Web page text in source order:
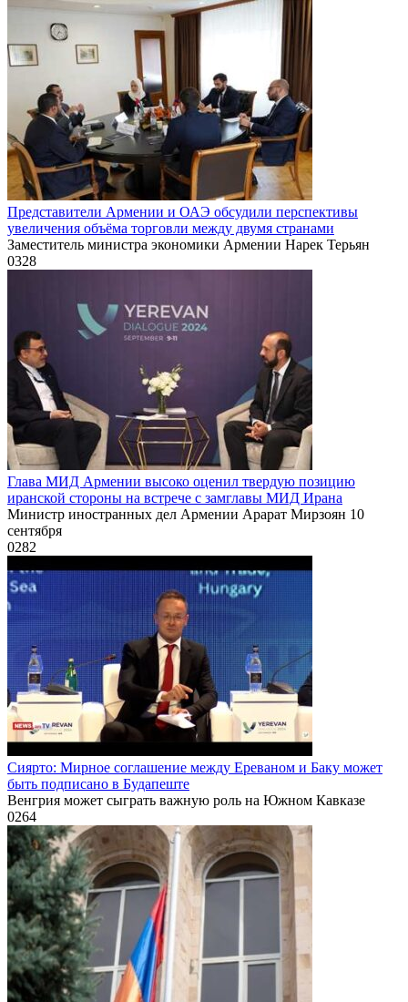
Представители Армении и ОАЭ обсудили перспективы
увеличения объёма торговли между двумя странами
Заместитель министра экономики Армении Нарек Терьян
0328
Глава МИД Армении высоко оценил твердую позицию
иранской стороны на встрече с замглавы МИД Ирана
Министр иностранных дел Армении Арарат Мирзоян 10
сентября
0282
Сиярто: Мирное соглашение между Ереваном и Баку может
быть подписано в Будапеште
Венгрия может сыграть важную роль на Южном Кавказе
0264